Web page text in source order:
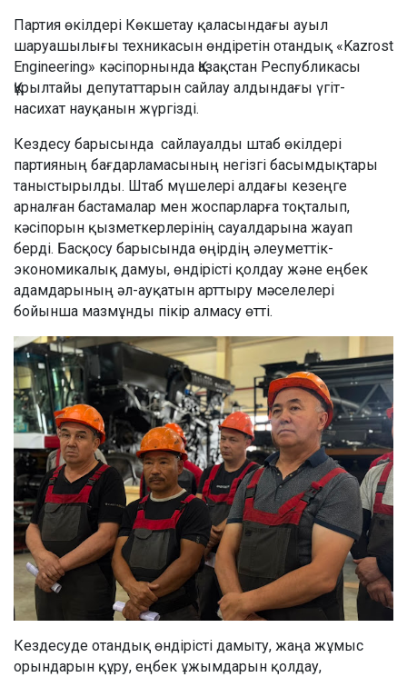
Партия өкілдері Көкшетау қаласындағы ауыл
шаруашылығы техникасын өндіретін отандық «Kazrost
Engineering» кәсіпорнында Қазақстан Республикасы
Құрылтайы депутаттарын сайлау алдындағы үгіт-
насихат науқанын жүргізді.
Кездесу барысында сайлауалды штаб өкілдері
партияның бағдарламасының негізгі басымдықтары
таныстырылды. Штаб мүшелері алдағы кезеңге
арналған бастамалар мен жоспарларға тоқталып,
кәсіпорын қызметкерлерінің сауалдарына жауап
берді. Басқосу барысында өңірдің әлеуметтік-
экономикалық дамуы, өндірісті қолдау және еңбек
адамдарының әл-ауқатын арттыру мәселелері
бойынша мазмұнды пікір алмасу өтті.
Кездесуде отандық өндірісті дамыту, жаңа жұмыс
орындарын құру, еңбек ұжымдарын қолдау,